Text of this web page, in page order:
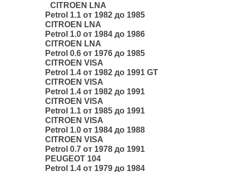
CITROEN LNA
Petrol 1.1 от 1982 до 1985
CITROEN LNA
Petrol 1.0 от 1984 до 1986
CITROEN LNA
Petrol 0.6 от 1976 до 1985
CITROEN VISA
Petrol 1.4 от 1982 до 1991 GT
CITROEN VISA
Petrol 1.4 от 1982 до 1991
CITROEN VISA
Petrol 1.1 от 1985 до 1991
CITROEN VISA
Petrol 1.0 от 1984 до 1988
CITROEN VISA
Petrol 0.7 от 1978 до 1991
PEUGEOT 104
Petrol 1.4 от 1979 до 1984